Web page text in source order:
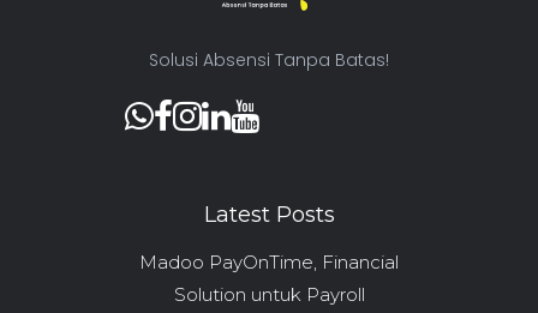
Solusi Absensi Tanpa Batas!
Latest Posts
Madoo PayOnTime, Financial
Solution untuk Payroll